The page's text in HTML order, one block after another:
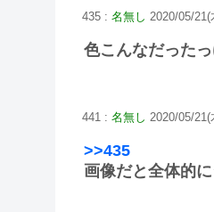
435 : 名無し 2020/05/
色こんなだった
441 : 名無し 2020/05/
>>435
画像だと全体的